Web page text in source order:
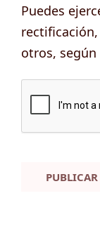
Puedes
otros,